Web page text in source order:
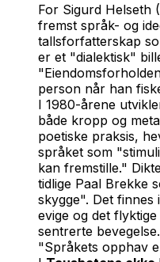
For Sigurd Helseth
fremst språk- og
tallsforfatterskap
er et "dialektisk"
person når han
I 1980-årene
både kropp og
poetiske praksis,
språket som
kan fremstille."
tidlige Paal Brekke
skygge". Det finnes
evige og det
sentrerte
"Språkets opphav